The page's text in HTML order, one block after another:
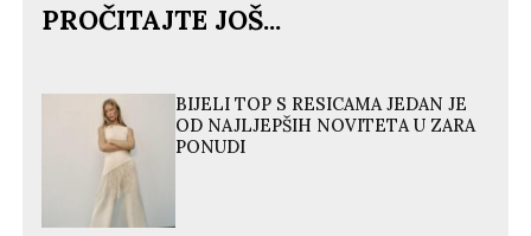
PROČITAJTE JOŠ...
BIJELI TOP S RESICAMA JEDAN JE
OD NAJLJEPŠIH NOVITETA U ZARA
PONUDI